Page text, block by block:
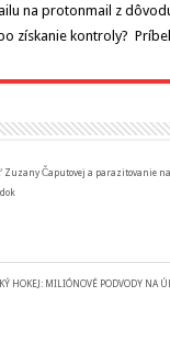
na protonmail z
získanie kontroly?
Zuzany Čaputovej a parazitovanie
HOKEJ: MILIÓNOVÉ PODVODY NA